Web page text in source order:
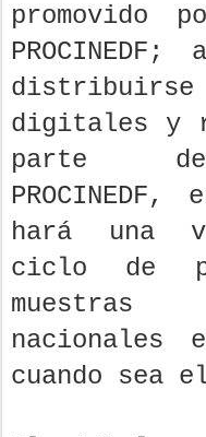
promovido
digitales y
parte
hará una
ciclo de
nacionales
cuando sea